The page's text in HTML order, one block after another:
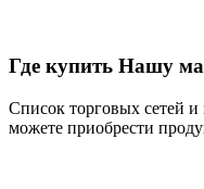
Где купить Нашу
Список торговых сетей и
можете приобрести